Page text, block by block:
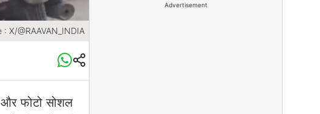
X/@RAAVAN_INDIA
और फोटो सोशल
Advertisement